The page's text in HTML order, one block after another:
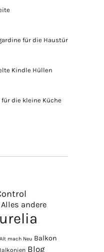
für die Haustür
Kindle Hüllen
für die kleine Küche
Alles andere
mach Neu Balkon
Blog